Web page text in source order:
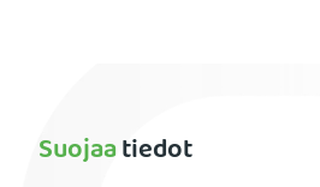
Suojaatiedot